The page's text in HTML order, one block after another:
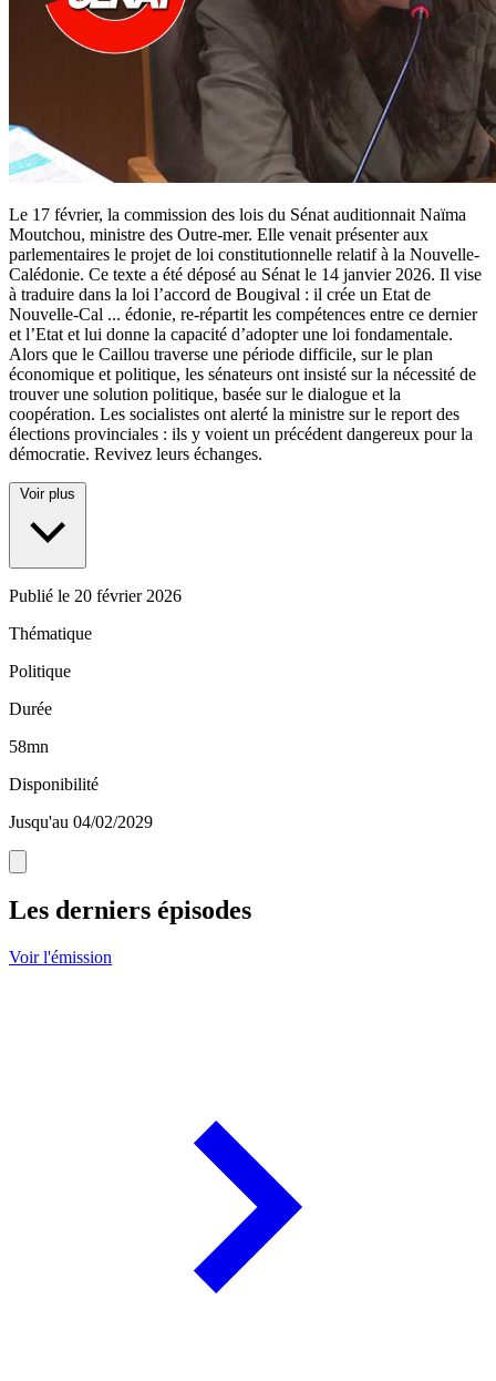
Le 17 février, la commission des lois du Sénat auditionnait Naïma
Moutchou, ministre des Outre-mer. Elle venait présenter aux
parlementaires le projet de loi constitutionnelle relatif à la Nouvelle-
Calédonie. Ce texte a été déposé au Sénat le 14 janvier 2026. Il vise
à traduire dans la loi l’accord de Bougival : il crée un Etat de
Nouvelle-Cal ... édonie, re-répartit les compétences entre ce dernier
et l’Etat et lui donne la capacité d’adopter une loi fondamentale.
Alors que le Caillou traverse une période difficile, sur le plan
économique et politique, les sénateurs ont insisté sur la nécessité de
trouver une solution politique, basée sur le dialogue et la
coopération. Les socialistes ont alerté la ministre sur le report des
élections provinciales : ils y voient un précédent dangereux pour la
démocratie. Revivez leurs échanges.
Voir plus
Publié le 20 février 2026
Thématique
Politique
Durée
58mn
Disponibilité
Jusqu'au 04/02/2029
Les derniers épisodes
Voir l'émission